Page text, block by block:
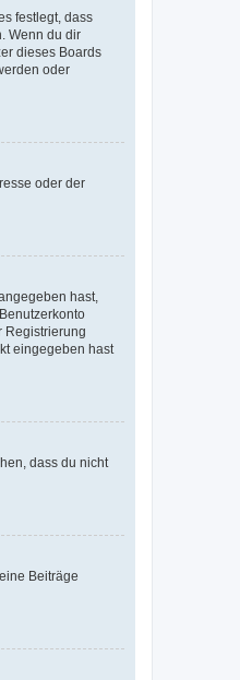
festlegt, dass
Wenn du dir
dieses Boards
oder
oder der
hast,
Registrierung
eingegeben hast
dass du nicht
Beiträge